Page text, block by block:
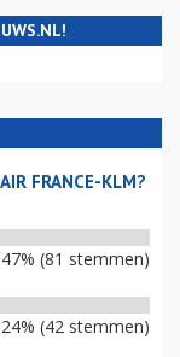
FRANCE-KLM?
47% (81 stemmen)
24% (42 stemmen)